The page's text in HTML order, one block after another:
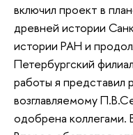
включил проект в
древней истории
истории РАН и
Петербургский
работы я представил
возглавляемому
одобрена коллегами.